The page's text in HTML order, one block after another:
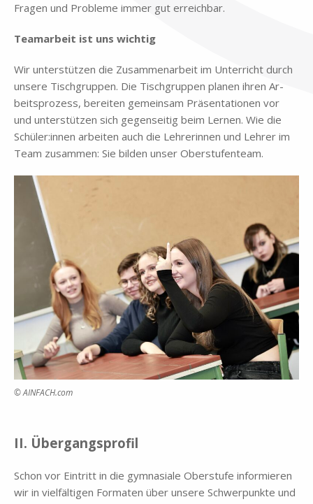
Fra­gen und Pro­ble­me im­mer gut er­reich­bar.
Team­ar­beit ist uns wich­tig
Wir un­ter­stüt­zen die Zu­sam­men­ar­beit im Un­ter­richt durch
un­se­re Tisch­grup­pen. Die Tisch­grup­pen pla­nen ih­ren Ar­
beits­pro­zess, be­rei­ten ge­mein­sam Prä­sen­ta­tio­nen vor
und un­ter­stüt­zen sich ge­gen­sei­tig beim Ler­nen. Wie die
Schüler:innen ar­bei­ten auch die Leh­re­rin­nen und Leh­rer im
Team zu­sam­men: Sie bil­den un­ser Ober­stu­fenteam.
© AINFACH.com
II. Über­gangs­pro­fil
Schon vor Ein­tritt in die gym­na­sia­le Ober­stu­fe in­for­mie­ren
wir in viel­fäl­ti­gen For­ma­ten über un­se­re Schwer­punk­te und